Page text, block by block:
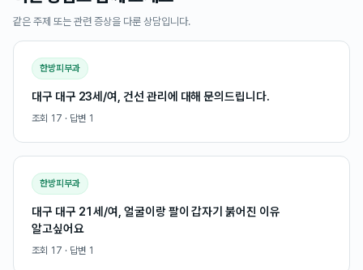
같은 주제 또는 관련 증상을 다룬 상담입니다.
한방피부과
대구 대구 23세/여, 건선 관리에 대해 문의드립니다.
조회 17 · 답변 1
한방피부과
대구 대구 21세/여, 얼굴이랑 팔이 갑자기 붉어진 이유
알고싶어요
조회 17 · 답변 1